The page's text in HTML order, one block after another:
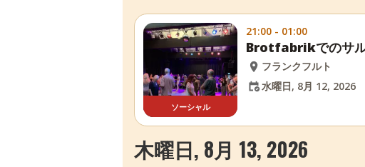
ソーシャル
21:00 - 01:00
Brotfabrikでのサ
フランクフルト
水曜日, 8月 12, 2026
木曜日, 8月 13, 2026